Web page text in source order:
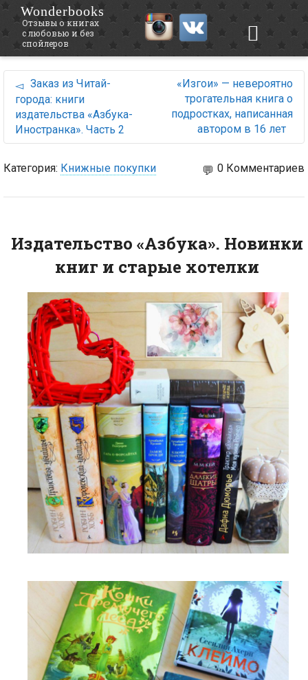
Wonderbooks
Отзывы о книгах
с любовью и без
спойлеров
Заказ из Читай-
города: книги
издательства «Азбука-
Иностранка». Часть 2
«Изгои» — невероятно
трогательная книга о
подростках, написанная
автором в 16 лет
Категория: Книжные покупки 0 Комментариев
Издательство «Азбука». Новинки
книг и старые хотелки